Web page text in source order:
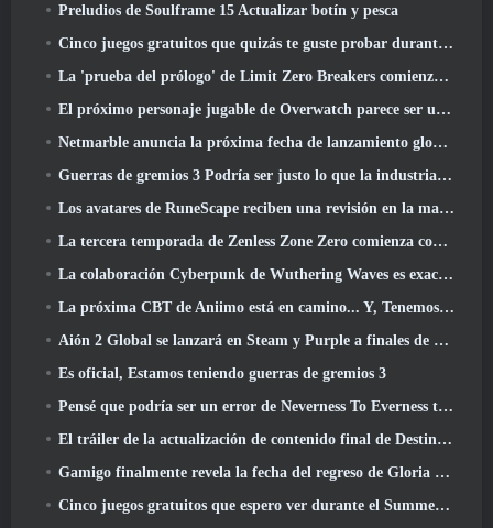
Preludios de Soulframe 15 Actualizar botín y pesca
Cinco juegos gratuitos que quizás te guste probar durante el Bullet Fest
La 'prueba del prólogo' de Limit Zero Breakers comienza hoy
El próximo personaje jugable de Overwatch parece ser un jefe criminal cyborg con exceso de trabajo
Netmarble anuncia la próxima fecha de lanzamiento global de RF Online
Guerras de gremios 3 Podría ser justo lo que la industria de los MMO necesita ahora mismo
Los avatares de RuneScape reciben una revisión en la mayor actualización visual del juego en los últimos diez años
La tercera temporada de Zenless Zone Zero comienza con un viaje a una isla Bangboo en el cielo, Y a la plataforma Steam
La colaboración Cyberpunk de Wuthering Waves es exactamente lo que quiero de mis eventos cruzados de videojuegos
La próxima CBT de Aniimo está en camino... Y, Tenemos una ventana de lanzamiento oficial
Aión 2 Global se lanzará en Steam y Purple a finales de este año
Es oficial, Estamos teniendo guerras de gremios 3
Pensé que podría ser un error de Neverness To Everness tener el evento Porsche Collab Gacha tan temprano, Pero me equivoqué
El tráiler de la actualización de contenido final de Destiny 2 es un grito de guerra
Gamigo finalmente revela la fecha del regreso de Gloria Victis, ¿Sobrevivirá la segunda vez??
Cinco juegos gratuitos que espero ver durante el Summer Game Fest